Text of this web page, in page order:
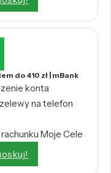
do 410 zł | mBank
konta
na telefon
Moje Cele